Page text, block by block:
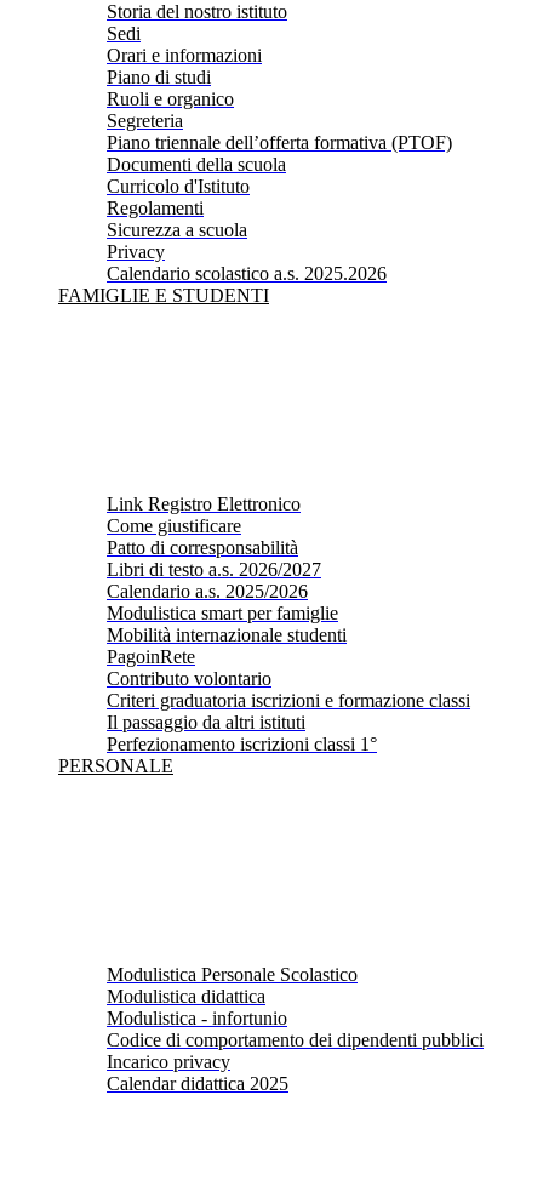
Storia del nostro istituto
Sedi
Orari e informazioni
Piano di studi
Ruoli e organico
Segreteria
Piano triennale dell’offerta formativa (PTOF)
Documenti della scuola
Curricolo d'Istituto
Regolamenti
Sicurezza a scuola
Privacy
Calendario scolastico a.s. 2025.2026
FAMIGLIE E STUDENTI
Link Registro Elettronico
Come giustificare
Patto di corresponsabilità
Libri di testo a.s. 2026/2027
Calendario a.s. 2025/2026
Modulistica smart per famiglie
Mobilità internazionale studenti
PagoinRete
Contributo volontario
Criteri graduatoria iscrizioni e formazione classi
Il passaggio da altri istituti
Perfezionamento iscrizioni classi 1°
PERSONALE
Modulistica Personale Scolastico
Modulistica didattica
Modulistica - infortunio
Codice di comportamento dei dipendenti pubblici
Incarico privacy
Calendar didattica 2025